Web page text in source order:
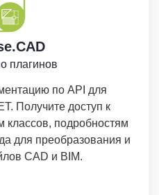
плагинов
по API для
Получите доступ к
подробностям
для преобразования и
CAD и BIM.